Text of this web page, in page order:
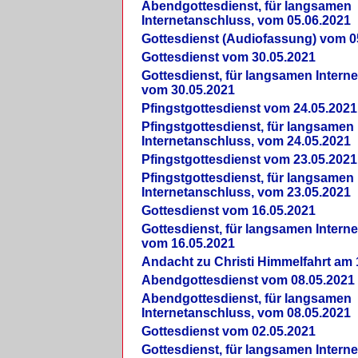
Abendgottesdienst, für langsamen
Internetanschluss, vom 05.06.2021
Gottesdienst (Audiofassung) vom
Gottesdienst vom 30.05.2021
Gottesdienst, für langsamen
vom 30.05.2021
Pfingstgottesdienst vom 24.05.2021
Pfingstgottesdienst, für langsamen
Internetanschluss, vom 24.05.2021
Pfingstgottesdienst vom 23.05.2021
Pfingstgottesdienst, für langsamen
Internetanschluss, vom 23.05.2021
Gottesdienst vom 16.05.2021
Gottesdienst, für langsamen
vom 16.05.2021
Andacht zu Christi Himmelfahrt am
Abendgottesdienst vom 08.05.2021
Abendgottesdienst, für langsamen
Internetanschluss, vom 08.05.2021
Gottesdienst vom 02.05.2021
Gottesdienst, für langsamen